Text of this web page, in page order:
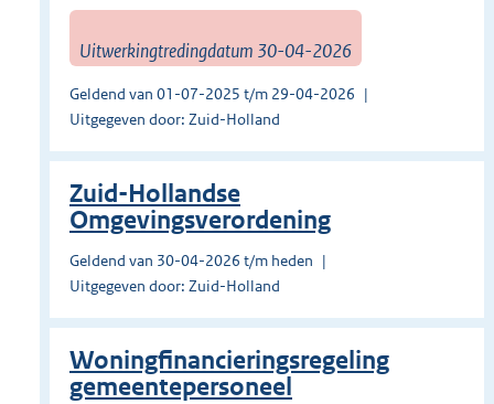
Uitwerkingtredingdatum 30-04-2026
Geldend van 01-07-2025 t/m 29-04-2026
Uitgegeven door: Zuid-Holland
Zuid-Hollandse
Omgevingsverordening
Geldend van 30-04-2026 t/m heden
Uitgegeven door: Zuid-Holland
Woningfinancieringsregeling
gemeentepersoneel